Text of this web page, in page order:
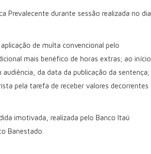
Prevalecente durante sessão realizada no dia
de multa convencional pelo
mais benéfico de horas extras; ao início
da data da publicação da sentença;
pela tarefa de receber valores decorrentes
imotivada, realizada pelo Banco Itaú
Banestado.